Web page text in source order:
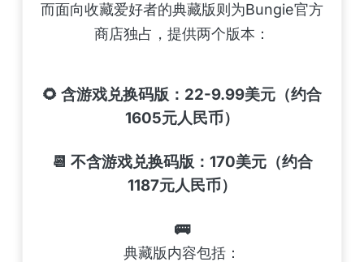
而面向收藏爱好者的典藏版则为Bungie官方
商店独占，提供两个版本：
🌻 含游戏兑换码版：22-9.99美元（约合
1605元人民币）
📆 不含游戏兑换码版：170美元（约合
1187元人民币）
🚌
典藏版内容包括：